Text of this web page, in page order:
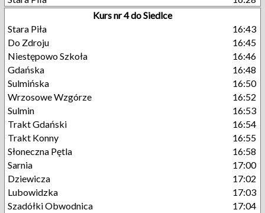
Kurs nr 4 do Siedlce
Stara Piła
16:43
Do Zdroju
16:45
Niestępowo Szkoła
16:46
Gdańska
16:48
Sulmińska
16:50
Wrzosowe Wzgórze
16:52
Sulmin
16:53
Trakt Gdański
16:54
Trakt Konny
16:55
Słoneczna Pętla
16:58
Sarnia
17:00
Dziewicza
17:02
Lubowidzka
17:03
Szadółki Obwodnica
17:04